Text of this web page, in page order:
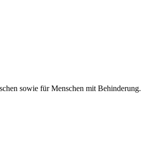
sowie für Menschen mit Behinderung.